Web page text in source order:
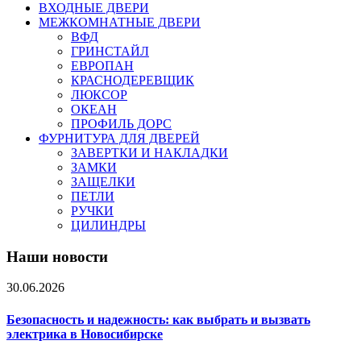
ВХОДНЫЕ ДВЕРИ
МЕЖКОМНАТНЫЕ ДВЕРИ
ВФД
ГРИНСТАЙЛ
ЕВРОПАН
КРАСНОДЕРЕВЩИК
ЛЮКСОР
ОКЕАН
ПРОФИЛЬ ДОРС
ФУРНИТУРА ДЛЯ ДВЕРЕЙ
ЗАВЕРТКИ И НАКЛАДКИ
ЗАМКИ
ЗАЩЕЛКИ
ПЕТЛИ
РУЧКИ
ЦИЛИНДРЫ
Наши новости
30.06.2026
Безопасность и надежность: как выбрать и вызвать
электрика в Новосибирске